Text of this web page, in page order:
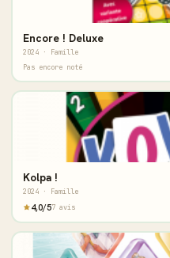
Encore ! Deluxe
2024 · Famille
Pas encore noté
Kolpa !
2024 · Famille
4,0/57 avis